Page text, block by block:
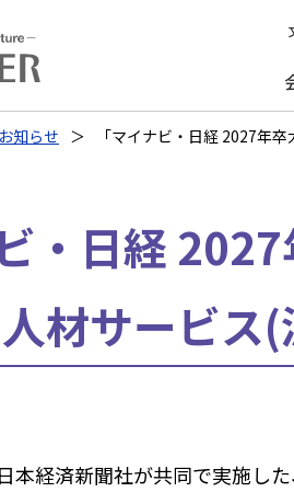
お知らせ 「マイナビ・日経 2027年
ビ・日経
材サービス
本経済新聞社が共同で実施し